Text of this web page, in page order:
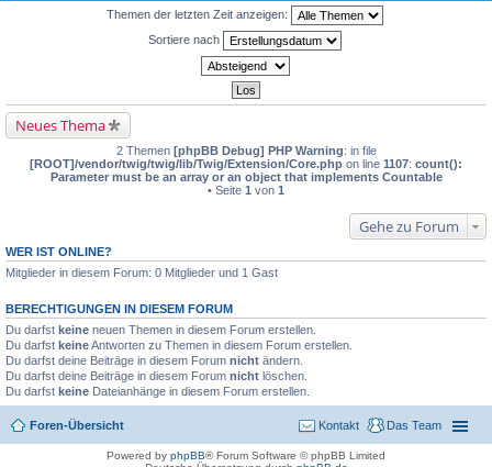
Themen der letzten Zeit anzeigen:
Sortiere nach
Neues Thema
2 Themen [phpBB Debug] PHP Warning: in file
[ROOT]/vendor/twig/twig/lib/Twig/Extension/Core.php on line 1107: count():
Parameter must be an array or an object that implements Countable
• Seite 1 von 1
Gehe zu Forum
WER IST ONLINE?
Mitglieder in diesem Forum: 0 Mitglieder und 1 Gast
BERECHTIGUNGEN IN DIESEM FORUM
Du darfst keine neuen Themen in diesem Forum erstellen.
Du darfst keineAntworten zu Themen in diesem Forum erstellen.
Du darfst deine Beiträge in diesem Forum nicht ändern.
Du darfst deine Beiträge in diesem Forum nicht löschen.
Du darfst keine Dateianhänge in diesem Forum erstellen.
Foren-Übersicht Das Team
Kontakt
Powered by phpBB® Forum Software © phpBB Limited